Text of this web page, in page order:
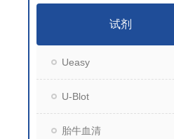
试剂
Ueasy
U-Blot
胎牛血清